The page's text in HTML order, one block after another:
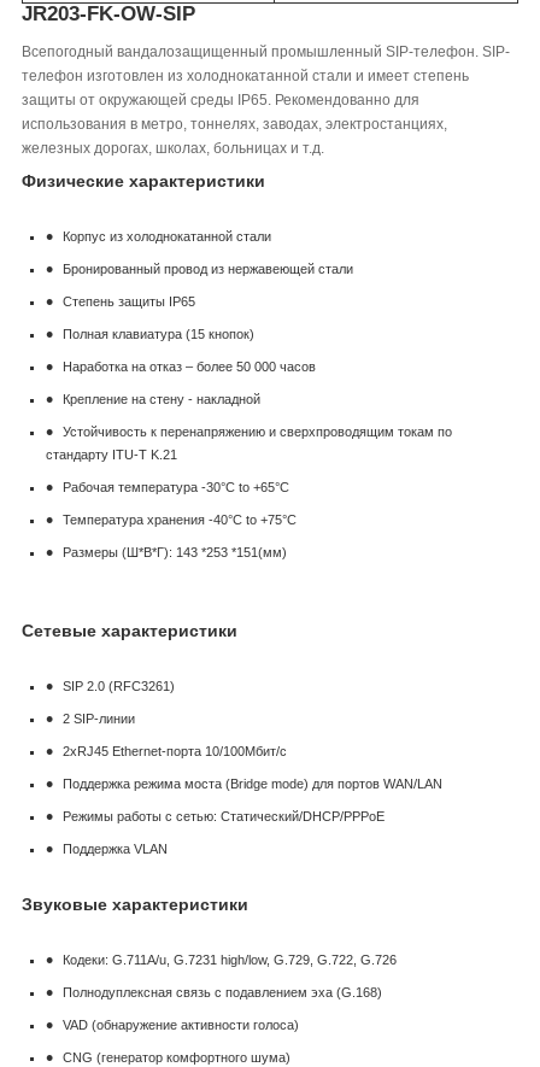
JR203-FK-OW-SIP
Всепогодный вандалозащищенный промышленный SIP-телефон. SIP-
телефон изготовлен из холоднокатанной стали и имеет степень
защиты от окружающей среды IP65. Рекомендованно для
использования в метро, тоннелях, заводах, электростанциях,
железных дорогах, школах, больницах и т.д.
Физические характеристики
Корпус из холоднокатанной стали
Бронированный провод из нержавеющей стали
Степень защиты IP65
Полная клавиатура (15 кнопок)
Наработка на отказ – более 50 000 часов
Крепление на стену - накладной
Устойчивость к перенапряжению и сверхпроводящим токам по
стандарту ITU-T K.21
Рабочая температура -30°C to +65°C
Температура хранения -40°C to +75°C
Размеры (Ш*В*Г): 143 *253 *151(мм)
Сетевые характеристики
SIP 2.0 (RFC3261)
2 SIP-линии
2хRJ45 Ethernet-порта 10/100Мбит/с
Поддержка режима моста (Bridge mode) для портов WAN/LAN
Режимы работы с сетью: Статический/DHCP/PPPoE
Поддержка VLAN
Звуковые характеристики
Кодеки: G.711A/u, G.7231 high/low, G.729, G.722, G.726
Полнодуплексная связь с подавлением эха (G.168)
VAD (обнаружение активности голоса)
CNG (генератор комфортного шума)